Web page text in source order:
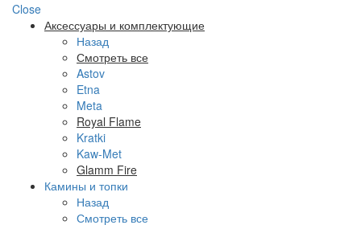
Close
Аксессуары и комплектующие
Назад
Смотреть все
Astov
Etna
Meta
Royal Flame
Kratki
Kaw-Met
Glamm Fire
Камины и топки
Назад
Смотреть все